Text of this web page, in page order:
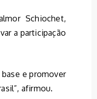
Schiochet,
a participação
e promover
afirmou.